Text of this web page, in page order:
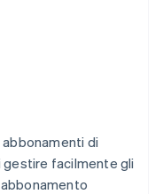
di
gestire facilmente gli